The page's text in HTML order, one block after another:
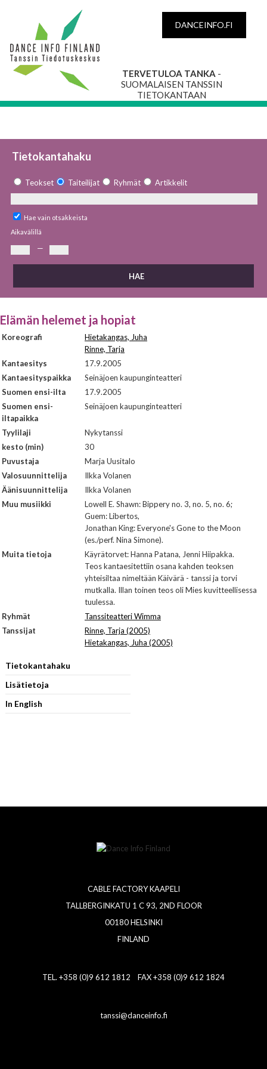
DANCEINFO.FI
TERVETULOA TANKA -
SUOMALAISEN TANSSIN
TIETOKANTAAN
Tietokantahaku
Teokset Taiteilijat Ryhmät Artikkelit
Hae vain otsakkeista
Aikavälillä
—
Elämän helemet ja hopiat
Koreografi
Hietakangas, Juha
Rinne, Tarja
Kantaesitys
17.9.2005
Kantaesityspaikka
Seinäjoen kaupunginteatteri
Suomen ensi-ilta
17.9.2005
Suomen ensi-
iltapaikka
Seinäjoen kaupunginteatteri
Tyylilaji
Nykytanssi
kesto (min)
30
Puvustaja
Marja Uusitalo
Valosuunnittelija
Ilkka Volanen
Äänisuunnittelija
Ilkka Volanen
Muu musiikki
Lowell E. Shawn: Bippery no. 3, no. 5, no. 6;
Guem: Libertos,
Jonathan King: Everyone's Gone to the Moon
(es./perf. Nina Simone).
Muita tietoja
Käyrätorvet: Hanna Patana, Jenni Hiipakka.
Teos kantaesitettiin osana kahden teoksen
yhteisiltaa nimeltään Käivärä - tanssi ja torvi
mutkalla. Illan toinen teos oli Mies kuvitteellisessa
tuulessa.
Ryhmät
Tanssiteatteri Wimma
Tanssijat
Rinne, Tarja (2005)
Hietakangas, Juha (2005)
Tietokantahaku
Lisätietoja
In English
CABLE FACTORY KAAPELI
TALLBERGINKATU 1 C 93, 2ND FLOOR
00180 HELSINKI
FINLAND
TEL. +358 (0)9 612 1812 FAX +358 (0)9 612 1824
tanssi@danceinfo.fi